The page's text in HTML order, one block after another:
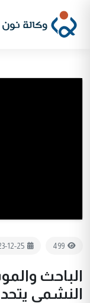
499
12-25
الباحث
النشمي